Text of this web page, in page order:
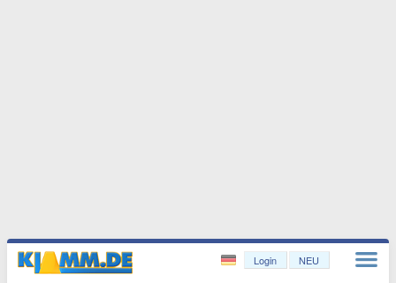
Login NEU